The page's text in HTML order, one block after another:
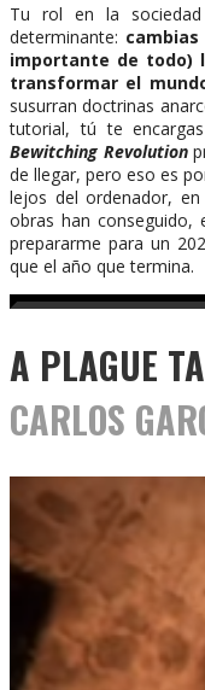
Tu rol en la
determinante:
importante de todo)
transformar el
susurran doctrinas
tutorial, tú te
Bewitching Revolution
de llegar, pero eso es
lejos del ordenador,
obras han
prepararme para un
que el año que termina.
A PLAGUE
CARLOS